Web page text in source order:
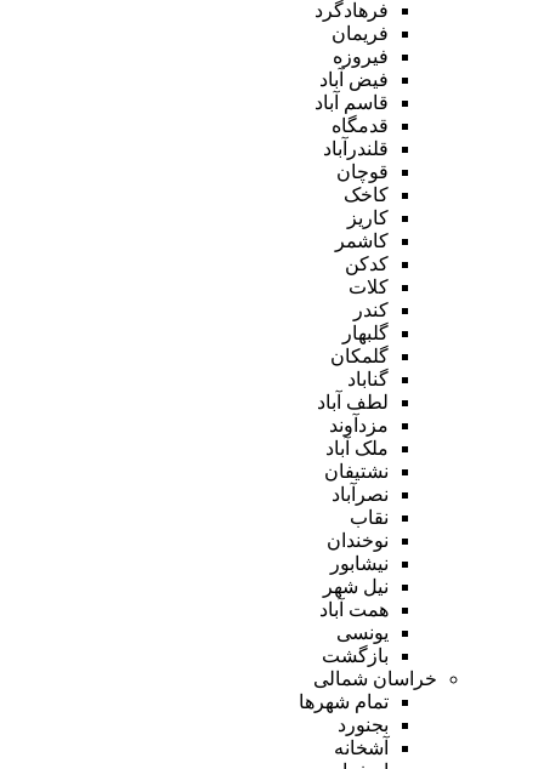
فرهادگرد
فریمان
فیروزه
فیض آباد
قاسم آباد
قدمگاه
قلندرآباد
قوچان
کاخک
کاریز
کاشمر
کدکن
کلات
کندر
گلبهار
گلمکان
گناباد
لطف آباد
مزدآوند
ملک آباد
نشتیفان
نصرآباد
نقاب
نوخندان
نیشابور
نیل شهر
همت آباد
یونسی
بازگشت
خراسان شمالی
تمام شهر‌ها
بجنورد
آشخانه